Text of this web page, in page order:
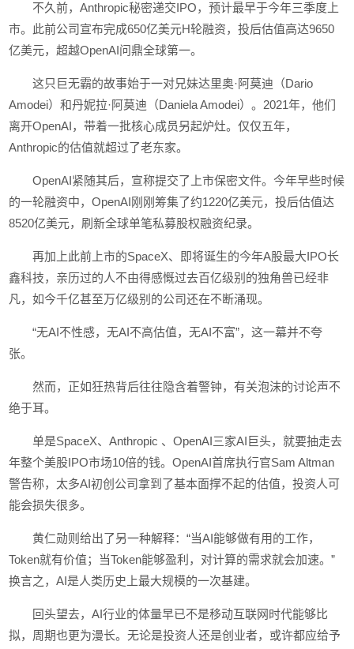
不久前，Anthropic秘密递交IPO，预计最早于今年三季度上
市。此前公司宣布完成650亿美元H轮融资，投后估值高达9650
亿美元，超越OpenAI问鼎全球第一。
这只巨无霸的故事始于一对兄妹达里奥·阿莫迪（Dario
Amodei）和丹妮拉·阿莫迪（Daniela Amodei）。2021年，他们
离开OpenAI，带着一批核心成员另起炉灶。仅仅五年，
Anthropic的估值就超过了老东家。
OpenAI紧随其后，宣称提交了上市保密文件。今年早些时候
的一轮融资中，OpenAI刚刚筹集了约1220亿美元，投后估值达
8520亿美元，刷新全球单笔私募股权融资纪录。
再加上此前上市的SpaceX、即将诞生的今年A股最大IPO长
鑫科技，亲历过的人不由得感慨过去百亿级别的独角兽已经非
凡，如今千亿甚至万亿级别的公司还在不断涌现。
“无AI不性感，无AI不高估值，无AI不富”，这一幕并不夸
张。
然而，正如狂热背后往往隐含着警钟，有关泡沫的讨论声不
绝于耳。
单是SpaceX、Anthropic 、OpenAI三家AI巨头，就要抽走去
年整个美股IPO市场10倍的钱。OpenAI首席执行官Sam Altman
警告称，太多AI初创公司拿到了基本面撑不起的估值，投资人可
能会损失很多。
黄仁勋则给出了另一种解释：“当AI能够做有用的工作，
Token就有价值；当Token能够盈利，对计算的需求就会加速。”
换言之，AI是人类历史上最大规模的一次基建。
回头望去，AI行业的体量早已不是移动互联网时代能够比
拟，周期也更为漫长。无论是投资人还是创业者，或许都应给予